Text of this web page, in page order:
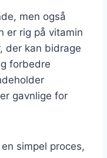
men også
er rig på vitamin
der kan bidrage
forbedre
gavnlige for
simpel proces,